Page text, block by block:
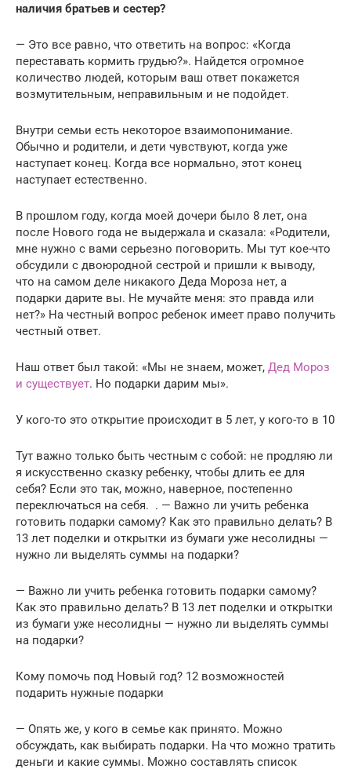
наличия братьев и сестер?
— Это все равно, что ответить на вопрос: «Когда
переставать кормить грудью?». Найдется огромное
количество людей, которым ваш ответ покажется
возмутительным, неправильным и не подойдет.
Внутри семьи есть некоторое взаимопонимание.
Обычно и родители, и дети чувствуют, когда уже
наступает конец. Когда все нормально, этот конец
наступает естественно.
В прошлом году, когда моей дочери было 8 лет, она
после Нового года не выдержала и сказала: «Родители,
мне нужно с вами серьезно поговорить. Мы тут кое-что
обсудили с двоюродной сестрой и пришли к выводу,
что на самом деле никакого Деда Мороза нет, а
подарки дарите вы. Не мучайте меня: это правда или
нет?» На честный вопрос ребенок имеет право получить
честный ответ.
Наш ответ был такой: «Мы не знаем, может, Дед Мороз
и существует. Но подарки дарим мы».
У кого-то это открытие происходит в 5 лет, у кого-то в 10
Тут важно только быть честным с собой: не продляю ли
я искусственно сказку ребенку, чтобы длить ее для
себя? Если это так, можно, наверное, постепенно
переключаться на себя. . — Важно ли учить ребенка
готовить подарки самому? Как это правильно делать? В
13 лет поделки и открытки из бумаги уже несолидны —
нужно ли выделять суммы на подарки?
— Важно ли учить ребенка готовить подарки самому?
Как это правильно делать? В 13 лет поделки и открытки
из бумаги уже несолидны — нужно ли выделять суммы
на подарки?
Кому помочь под Новый год? 12 возможностей
подарить нужные подарки
— Опять же, у кого в семье как принято. Можно
обсуждать, как выбирать подарки. На что можно тратить
деньги и какие суммы. Можно составлять список